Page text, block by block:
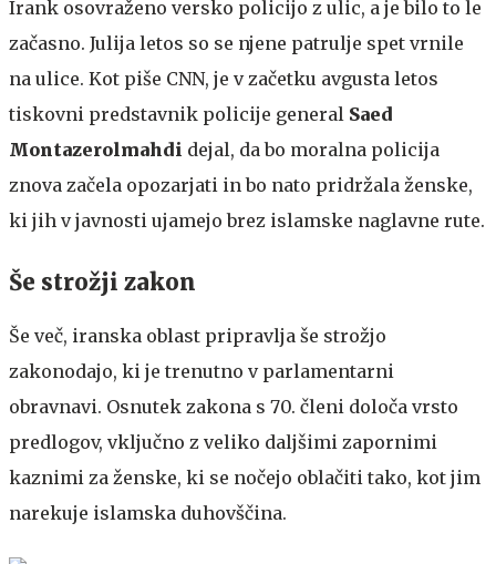
Irank osovraženo versko policijo z ulic, a je bilo to le
začasno. Julija letos so se njene patrulje spet vrnile
na ulice. Kot piše CNN, je v začetku avgusta letos
tiskovni predstavnik policije general Saed
Montazerolmahdi dejal, da bo moralna policija
znova začela opozarjati in bo nato pridržala ženske,
ki jih v javnosti ujamejo brez islamske naglavne rute.
Še strožji zakon
Še več, iranska oblast pripravlja še strožjo
zakonodajo, ki je trenutno v parlamentarni
obravnavi. Osnutek zakona s 70. členi določa vrsto
predlogov, vključno z veliko daljšimi zapornimi
kaznimi za ženske, ki se nočejo oblačiti tako, kot jim
narekuje islamska duhovščina.